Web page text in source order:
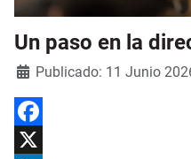
Un paso en la
Detalles
Publicado: 11 Junio
Facebook